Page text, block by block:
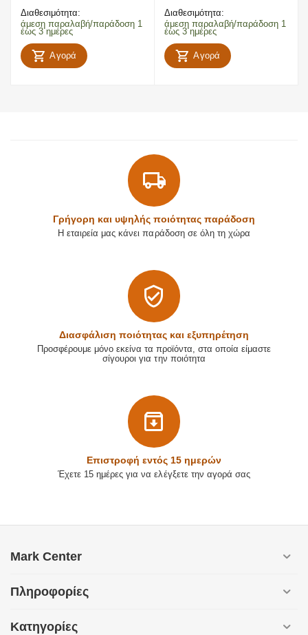
Διαθεσιμότητα:
άμεση παραλαβή/παράδοση 1
έως 3 ημέρες
Αγορά
Διαθεσιμότητα:
άμεση παραλαβή/παράδοση 1
έως 3 ημέρες
Αγορά
Γρήγορη και υψηλής ποιότητας παράδοση
Η εταιρεία μας κάνει παράδοση σε όλη τη χώρα
Διασφάλιση ποιότητας και εξυπηρέτηση
Προσφέρουμε μόνο εκείνα τα προϊόντα, στα οποία είμαστε
σίγουροι για την ποιότητα
Επιστρoφή εντός 15 ημερών
Έχετε 15 ημέρες για να ελέγξετε την αγορά σας
Mark Center
Πληροφορίες
Κατηγορίες